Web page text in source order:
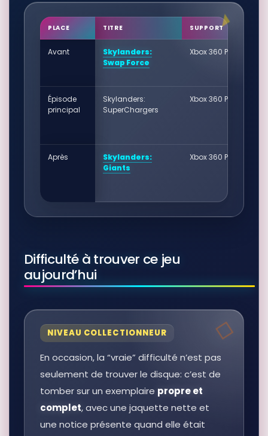
PLACE TITRE SUPPORT
Avant
Skylanders:
Swap Force
Xbox 360 PAL
Épisode
principal
Skylanders:
SuperChargers
Xbox 360 PAL
Après
Skylanders:
Giants
Xbox 360 PAL
Difficulté à trouver ce jeu
aujourd’hui
NIVEAU COLLECTIONNEUR
En occasion, la “vraie” difficulté n’est pas
seulement de trouver le disque: c’est de
tomber sur un exemplaire propre et
complet, avec une jaquette nette et
une notice présente quand elle était